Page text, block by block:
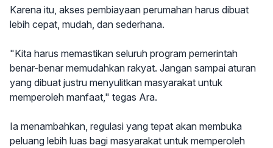
Karena itu, akses pembiayaan perumahan harus dibuat
lebih cepat, mudah, dan sederhana.
"Kita harus memastikan seluruh program pemerintah
benar-benar memudahkan rakyat. Jangan sampai aturan
yang dibuat justru menyulitkan masyarakat untuk
memperoleh manfaat," tegas Ara.
Ia menambahkan, regulasi yang tepat akan membuka
peluang lebih luas bagi masyarakat untuk memperoleh